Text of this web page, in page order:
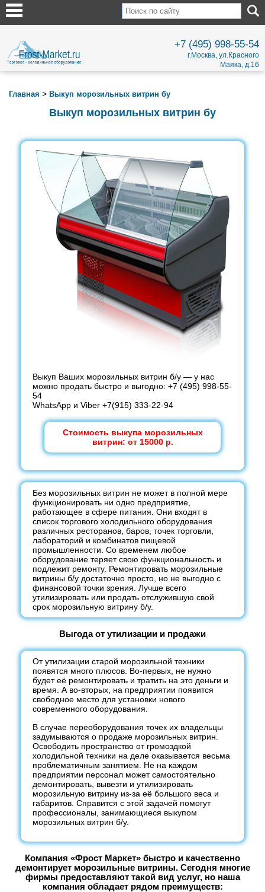
+7 (495) 998-55-54
г.Москва, ул.Красного
Маяка, д.16
Главная > Выкуп морозильных витрин бу
Выкуп морозильных витрин бу
Выкуп Ваших морозильных витрин б/у — у нас
можно продать быстро и выгодно: +7 (495) 998-55-
54
WhatsApp и Viber +7(915) 333-22-94
Стоимость выкупа морозильных
витрин: от 15000 р.
Без морозильных витрин не может в полной мере
функционировать ни одно предприятие,
работающее в сфере питания. Они входят в
список торгового холодильного оборудования
различных ресторанов, баров, точек торговли,
лабораторий и комбинатов пищевой
промышленности. Со временем любое
оборудование теряет свою функциональность и
подлежит ремонту. Ремонтировать морозильные
витрины б/у достаточно просто, но не выгодно с
финансовой точки зрения. Лучше всего
утилизировать или продать отслужившую свой
срок морозильную витрину б/у.
Выгода от утилизации и продажи
От утилизации старой морозильной техники
появятся много плюсов. Во-первых, не нужно
будет её ремонтировать и тратить на это деньги и
время. А во-вторых, на предприятии появится
свободное место для установки нового
современного оборудования.
В случае переоборудования точек их владельцы
задумываются о продаже морозильных витрин.
Освободить пространство от громоздкой
холодильной техники на деле оказывается весьма
проблематичным занятием. Не на каждом
предприятии персонал может самостоятельно
демонтировать, вывезти и утилизировать
морозильную витрину из-за её большого веса и
габаритов. Справится с этой задачей помогут
профессионалы, занимающиеся выкупом
морозильных витрин б/у.
Компания «Фрост Маркет» быстро и качественно
демонтирует морозильные витрины. Сегодня многие
фирмы предоставляют такой вид услуг, но наша
компания обладает рядом преимуществ: